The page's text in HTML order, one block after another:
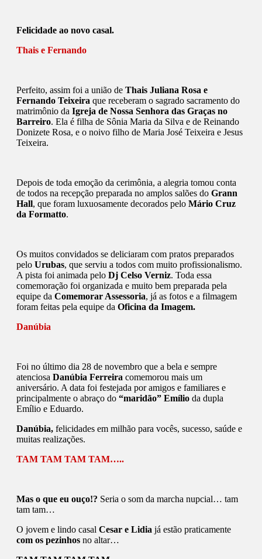
Felicidade ao novo casal.
Thais e Fernando
Perfeito, assim foi a união de Thais Juliana Rosa e
Fernando Teixeira que receberam o sagrado sacramento do
matrimônio da Igreja de Nossa Senhora das Graças no
Barreiro. Ela é filha de Sônia Maria da Silva e de Reinando
Donizete Rosa, e o noivo filho de Maria José Teixeira e Jesus
Teixeira.
Depois de toda emoção da cerimônia, a alegria tomou conta
de todos na recepção preparada no amplos salões do Grann
Hall, que foram luxuosamente decorados pelo Mário Cruz
da Formatto.
Os muitos convidados se deliciaram com pratos preparados
pelo Urubas, que serviu a todos com muito profissionalismo.
A pista foi animada pelo Dj Celso Verniz. Toda essa
comemoração foi organizada e muito bem preparada pela
equipe da Comemorar Assessoria, já as fotos e a filmagem
foram feitas pela equipe da Oficina da Imagem.
Danúbia
Foi no último dia 28 de novembro que a bela e sempre
atenciosa Danúbia Ferreira comemorou mais um
aniversário. A data foi festejada por amigos e familiares e
principalmente o abraço do “maridão” Emílio da dupla
Emílio e Eduardo.
Danúbia, felicidades em milhão para vocês, sucesso, saúde e
muitas realizações.
TAM TAM TAM TAM…..
Mas o que eu ouço!? Seria o som da marcha nupcial… tam
tam tam…
O jovem e lindo casal Cesar e Lidia já estão praticamente
com os pezinhos no altar…